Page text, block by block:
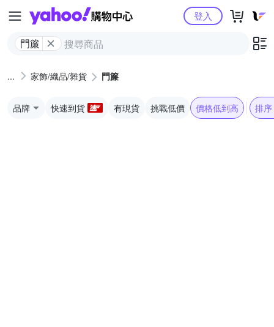
Yahoo購物中心
門簾
登入
家飾/織品/雜貨 門簾
品牌 快速到貨 有現貨 挑戰低價 價格低到高 排序